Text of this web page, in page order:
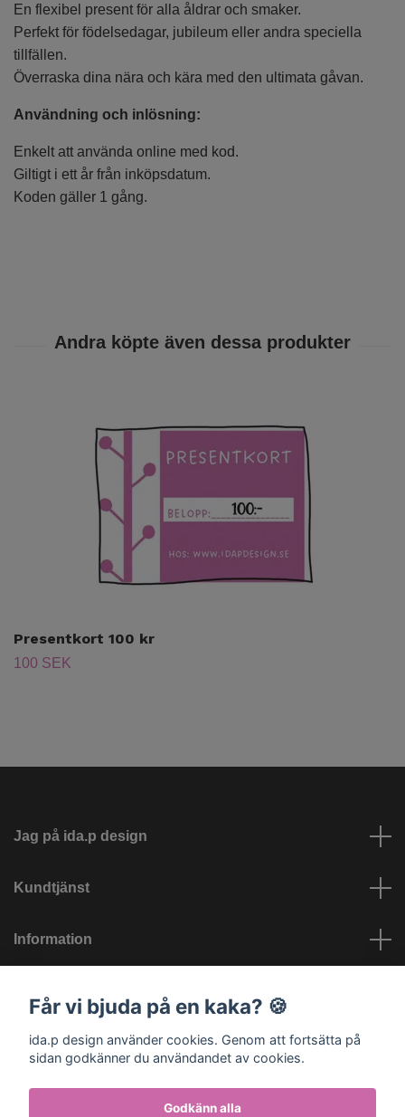
En flexibel present för alla åldrar och smaker.
Perfekt för födelsedagar, jubileum eller andra speciella
tillfällen.
Överraska dina nära och kära med den ultimata gåvan.
Användning och inlösning:
Enkelt att använda online med kod.
Giltigt i ett år från inköpsdatum.
Koden gäller 1 gång.
Presentkort 100 kr
100 SEK
Jag på ida.p design
Kundtjänst
Information
Får vi bjuda på en kaka? 🍪
ida.p design använder cookies. Genom att fortsätta på
sidan godkänner du användandet av cookies.
Godkänn alla